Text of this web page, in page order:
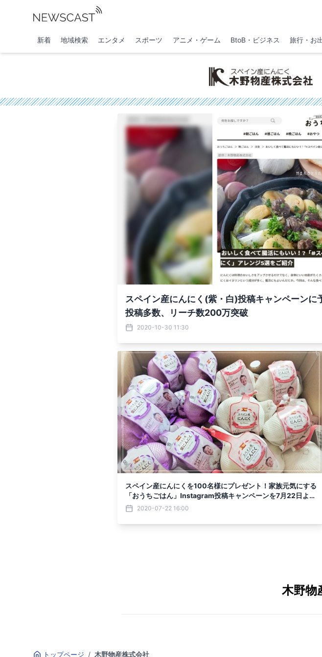
新着 地域検索 エンタメ スポーツ アニメ・ゲーム BtoB・ビジネス 旅行・お
スペイン産にんにく(紫・白)投稿キャンペーン
投稿多数、リーチ数200万突破
2020-10-30 11:30
スペイン産にんにくを100名様にプレゼント！家族元気にする
「おうちごはん」Instagram投稿キャンペーンを7月22日より
開催2020-07-22 16:00
木野物
トップページ / 木野物産株式会社